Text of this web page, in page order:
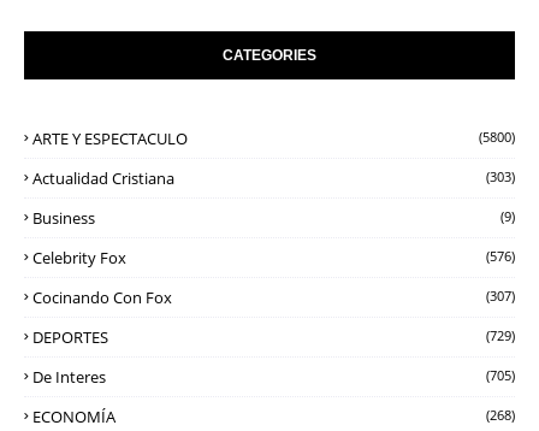
CATEGORIES
ARTE Y ESPECTACULO (5800)
Actualidad Cristiana (303)
Business (9)
Celebrity Fox (576)
Cocinando Con Fox (307)
DEPORTES (729)
De Interes (705)
ECONOMÍA (268)